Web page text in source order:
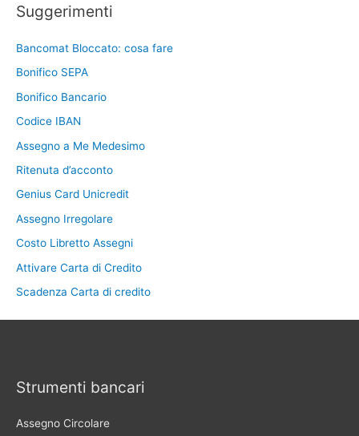
Suggerimenti
Bancomat Bloccato: cosa fare
Bonifico SEPA
Bonifico Bancario
Codice IBAN
Assegno a Me Medesimo
Ritenuta d’acconto
Genius Card Unicredit
Assegno Irregolare
Costo Libretto Assegni
Attivare Carta di Credito
Scadenza Carta di credito
Strumenti bancari
Assegno Circolare